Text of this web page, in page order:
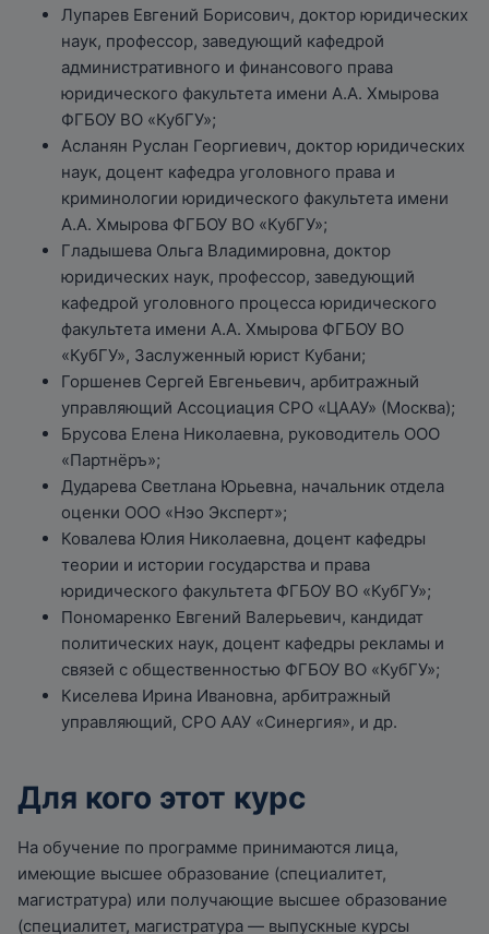
Лупарев Евгений Борисович, доктор юридических
наук, профессор, заведующий кафедрой
административного и финансового права
юридического факультета имени А.А. Хмырова
ФГБОУ ВО «КубГУ»;
Асланян Руслан Георгиевич, доктор юридических
наук, доцент кафедра уголовного права и
криминологии юридического факультета имени
А.А. Хмырова ФГБОУ ВО «КубГУ»;
Гладышева Ольга Владимировна, доктор
юридических наук, профессор, заведующий
кафедрой уголовного процесса юридического
факультета имени А.А. Хмырова ФГБОУ ВО
«КубГУ», Заслуженный юрист Кубани;
Горшенев Сергей Евгеньевич, арбитражный
управляющий Ассоциация СРО «ЦААУ» (Москва);
Брусова Елена Николаевна, руководитель ООО
«Партнёръ»;
Дударева Светлана Юрьевна, начальник отдела
оценки ООО «Нэо Эксперт»;
Ковалева Юлия Николаевна, доцент кафедры
теории и истории государства и права
юридического факультета ФГБОУ ВО «КубГУ»;
Пономаренко Евгений Валерьевич, кандидат
политических наук, доцент кафедры рекламы и
связей с общественностью ФГБОУ ВО «КубГУ»;
Киселева Ирина Ивановна, арбитражный
управляющий, СРО ААУ «Синергия», и др.
Для кого этот курс
На обучение по программе принимаются лица,
имеющие высшее образование (специалитет,
магистратура) или получающие высшее образование
(специалитет, магистратура — выпускные курсы